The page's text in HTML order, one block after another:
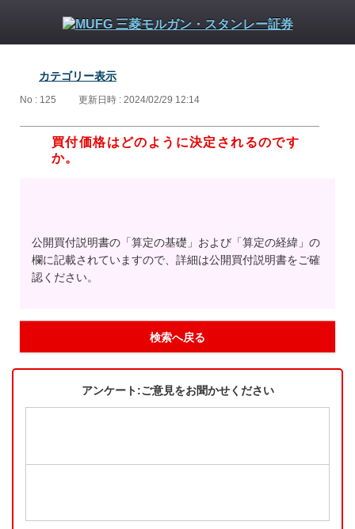
カテゴリー表示
No : 125 更新日時 : 2024/02/29 12:14
買付価格はどのように決定されるのです
か。
公開買付説明書の「算定の基礎」および「算定の経緯」の
欄に記載されていますので、詳細は公開買付説明書をご確
認ください。
検索へ戻る
アンケート:ご意見をお聞かせください